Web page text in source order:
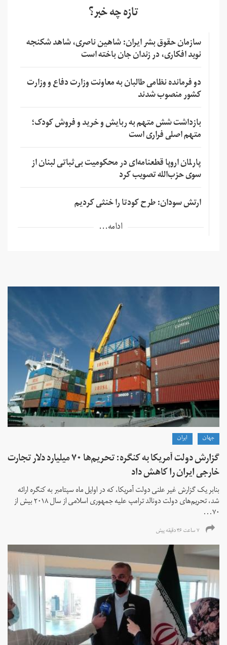
تازه چه خبر؟
سازمان حقوق بشر ایران: شاهین ناصری، شاهد شکنجه
نوید افکاری، در زندان جان باخته است
دو فرمانده نظامی طالبان به معاونت وزارت دفاع و وزارت
کشور منصوب شدند
بازداشت شش متهم به ربایش و خرید و فروش کودک؛
متهم اصلی فراری است
پارلمان اروپا قطعنامه‌ای در محکومیت بی‌ثباتی لبنان از
سوی حزب‌الله تصویب کرد
ارتش سودان: طرح کودتا را خنثی کردیم
ادامه...
جهان ايران
گزارش دولت آمریکا به کنگره: تحریم‌ها ۷۰ میلیارد دلار تجارت
خارجی ایران را کاهش داد
بنابر یک گزارش غیر علنی دولت آمریکا، که در اوایل ماه سپتامبر به کنگره ارائه
شد، تحریم‌های دولت دونالد ترامپ علیه جمهوری اسلامی از سال ۲۰۱۸ بیش از
۷۰...
۷ ساعت ۴۶ دقیقه پیش